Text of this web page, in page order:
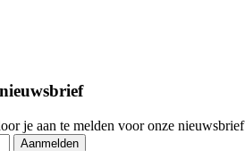
je aan te melden voor onze nieuwsbrief
Aanmelden